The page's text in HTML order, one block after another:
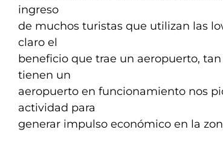
ingreso
de muchos turistas que utilizan las
claro el
beneficio que trae un aeropuerto,
tienen un
aeropuerto en funcionamiento nos
actividad para
generar impulso económico en la